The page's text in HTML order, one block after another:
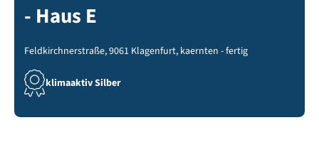
- Haus E
Feldkirchnerstraße, 9061 Klagenfurt, kaernten - fertig
klimaaktiv Silber